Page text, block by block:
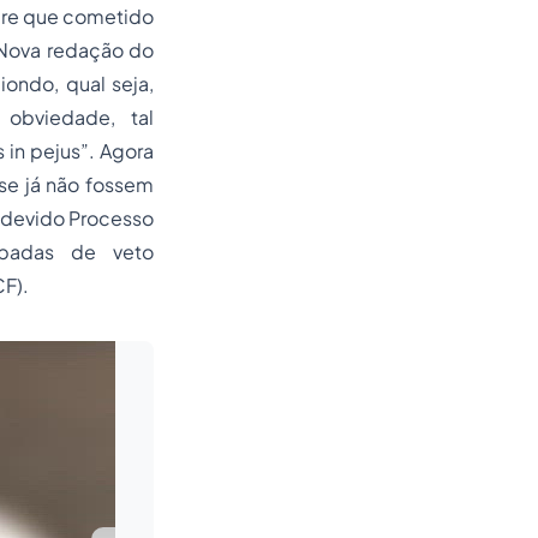
que cometido
redação do
qual seja,
tal
pejus”. Agora
já não fossem
Processo
de veto